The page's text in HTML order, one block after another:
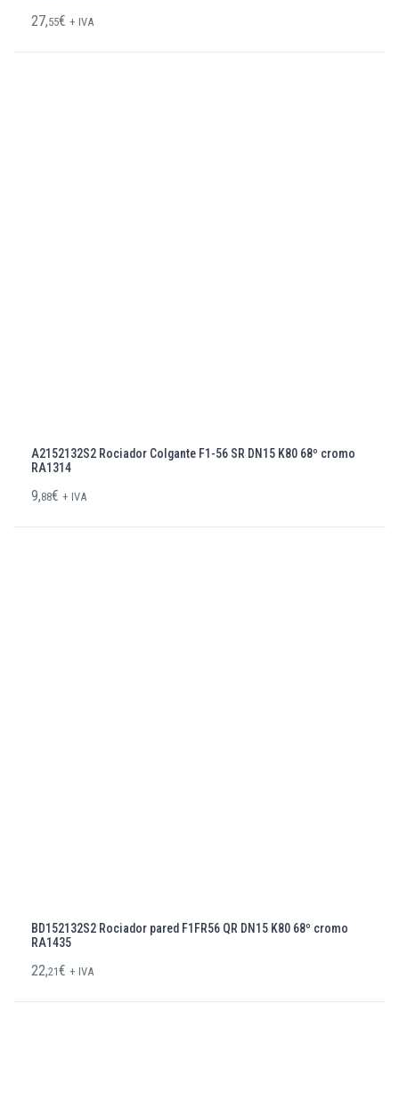
27,55€ + IVA
A2152132S2 Rociador Colgante F1-56 SR DN15 K80 68º cromo
RA1314
9,88€ + IVA
BD152132S2 Rociador pared F1FR56 QR DN15 K80 68º cromo
RA1435
22,21€ + IVA